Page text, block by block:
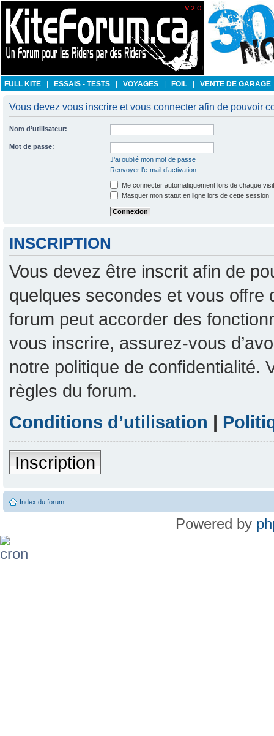
FULL KITE ESSAIS - TESTS VOYAGES FOIL VENTE DE GARAGE
Vous devez vous inscrire et vous connecter afin de pouvoir
Nom d’utilisateur:
Mot de passe:
J’ai oublié mon mot de passe
Renvoyer l’e-mail d’activation
Me connecter automatiquement lors de chaque
Masquer mon statut en ligne lors de cette session
INSCRIPTION
Vous devez être inscrit afin de
quelques secondes et vous offre
forum peut accorder des
vous inscrire, assurez-vous
notre politique de confidentialité.
règles du forum.
Conditions d’utilisation |
Inscription
Index du forum
Powered by